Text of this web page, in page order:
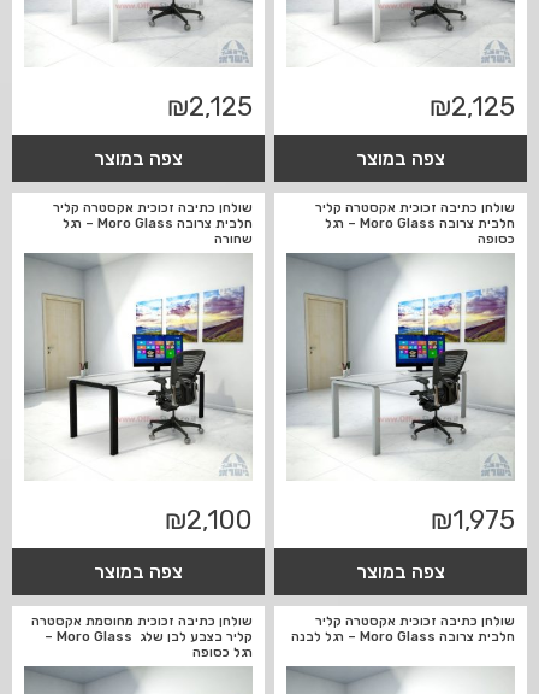
₪2,125
צפה במוצר
₪2,125
צפה במוצר
שולחן כתיבה זכוכית אקסטרה קליר
חלבית צרובה Moro Glass – רגל
כסופה
₪1,975
צפה במוצר
שולחן כתיבה זכוכית אקסטרה קליר
חלבית צרובה Moro Glass – רגל
שחורה
₪2,100
צפה במוצר
שולחן כתיבה זכוכית אקסטרה קליר
חלבית צרובה Moro Glass – רגל לבנה
שולחן כתיבה זכוכית מחוסמת אקסטרה
קליר בצבע לבן שלג Moro Glass –
רגל כסופה